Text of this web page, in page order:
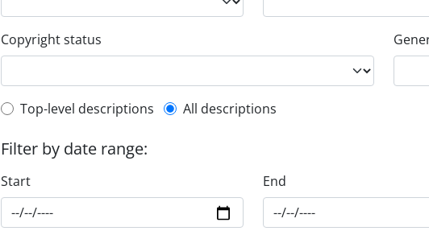
Copyright status
Top-level description filter
Top-level descriptions All descriptions
Filter by date range:
Start End